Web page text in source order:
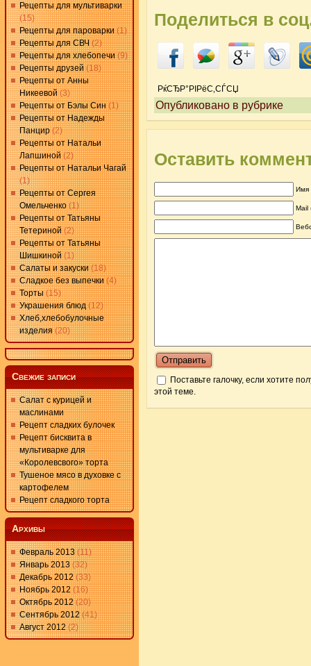
Рецепты для мультиварки
(15)
Рецепты для пароварки(1)
Рецепты для СВЧ(2)
Рецепты для хлебопечи(9)
Рецепты друзей(18)
Рецепты от Анны
Никеевой(3)
Рецепты от Бэлы Син(1)
Рецепты от Надежды
Панцир(2)
Рецепты от Натальи
Лапшиной(2)
Рецепты от Натальи Чагай
(1)
Рецепты от Сергея
Омельченко(1)
Рецепты от Татьяны
Тетериной(2)
Рецепты от Татьяны
Шишкиной(1)
Салаты и закуски(18)
Сладкое без выпечки(4)
Торты(15)
Украшения блюд(12)
Хлеб,хлебобулочные
изделия(20)
Свежие записи
Салат с курицей и
маслинами
Рецепт сладких булочек
Рецепт бисквита в
мультиварке для
«Королевсвого» торта
Тушеное мясо в духовке с
картофелем
Рецепт сладкого торта
Архивы
Февраль 2013(11)
Январь 2013(32)
Декабрь 2012(33)
Ноябрь 2012(16)
Октябрь 2012(20)
Сентябрь 2012(41)
Август 2012(2)
Поделиться в
РќСЂР°РІРёС‚СЃСЏ
Опубликовано в рубрике
Оставить
Имя
Mail
Поставьте галочку, если хотите
этой теме.